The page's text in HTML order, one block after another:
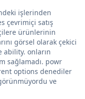
işlerinden
çevrimiçi satış
ürünlerinin
görsel olarak çekici
onların
sağlamadı. powr
options denediler
ve